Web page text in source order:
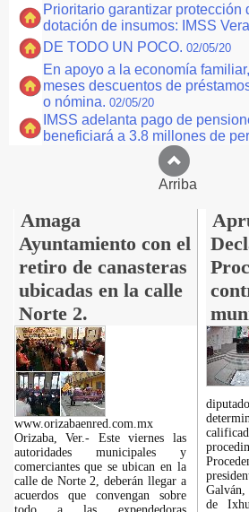
Prioritario garantizar protección
dotación de insumos: IMSS
DE TODO UN POCO. 02/05/20
En apoyo a la economía
meses descuentos de
o nómina. 02/05/20
IMSS adelanta pago de
beneficiará a 3.8 millones de
Arriba
Amaga
Ayuntamiento con el
retiro de canasteras
ubicadas en la calle
Norte 2.
www.orizabaenred.com.mx
Orizaba, Ver.- Este viernes las
autoridades municipales y
comerciantes que se ubican en la
calle de Norte 2, deberán llegar a
acuerdos que convengan sobre
de